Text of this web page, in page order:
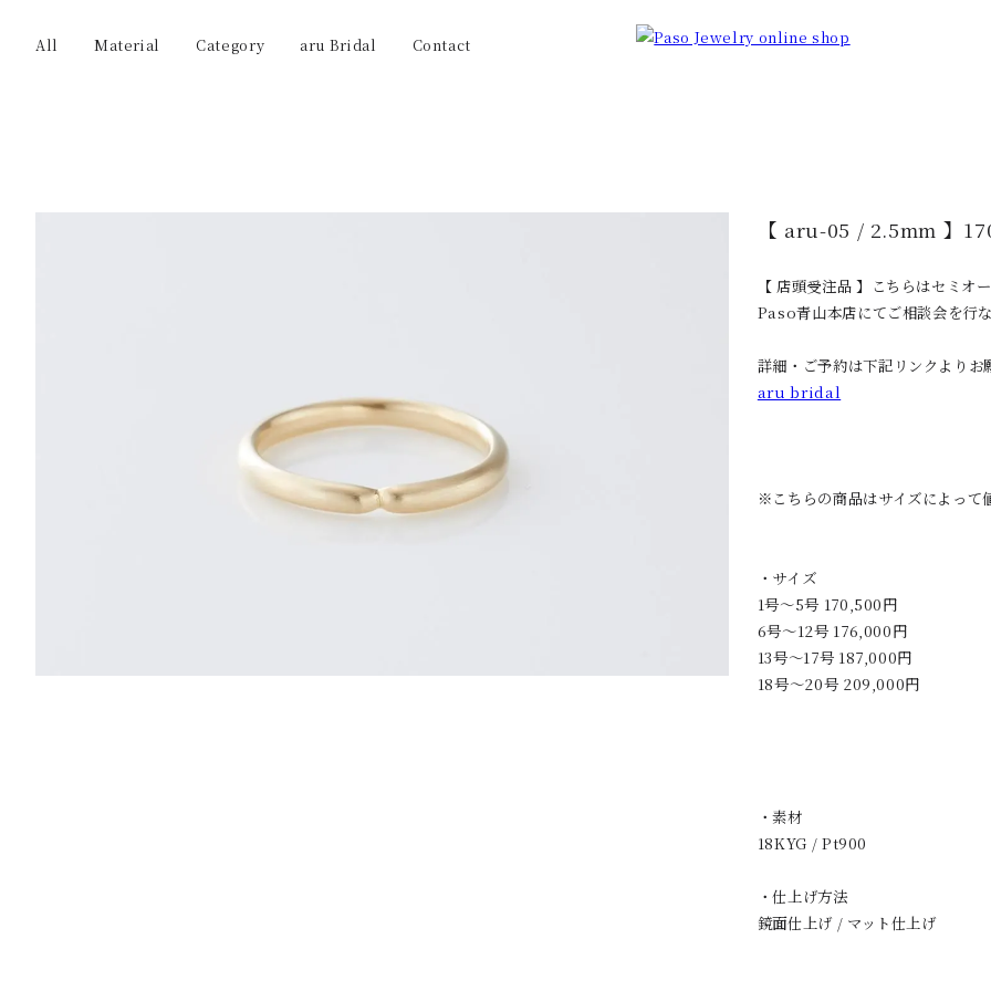
All Material Category aru Bridal Contact
【 aru-05 / 2.5mm 】
【 店頭受注品 】こちらはセミオ
Paso青山本店にてご相談会を行な
詳細・ご予約は下記リンクよりお
aru bridal
※こちらの商品はサイズによって
・サイズ
1号〜5号 170,500円
6号〜12号 176,000円
13号〜17号 187,000円
18号〜20号 209,000円
・素材
18KYG / Pt900
・仕上げ方法
鏡面仕上げ / マット仕上げ